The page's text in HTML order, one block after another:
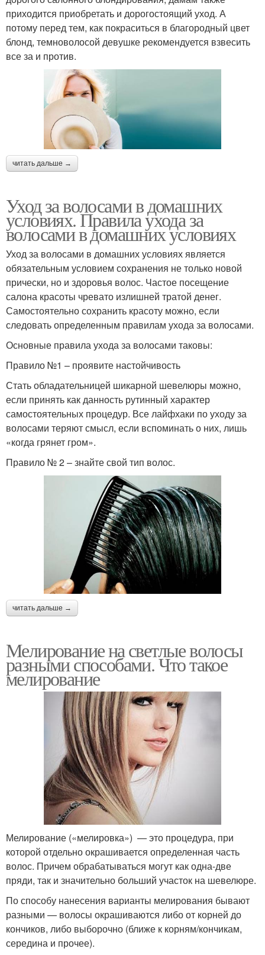
приходится приобретать и дорогостоящий уход. А
потому перед тем, как покраситься в благородный цвет
блонд, темноволосой девушке рекомендуется взвесить
все за и против.
читать дальше →
Уход за волосами в домашних
условиях. Правила ухода за
волосами в домашних условиях
Уход за волосами в домашних условиях является
обязательным условием сохранения не только новой
прически, но и здоровья волос. Частое посещение
салона красоты чревато излишней тратой денег.
Самостоятельно сохранить красоту можно, если
следовать определенным правилам ухода за волосами.
Основные правила ухода за волосами таковы:
Правило №1 – проявите настойчивость
Стать обладательницей шикарной шевелюры можно,
если принять как данность рутинный характер
самостоятельных процедур. Все лайфхаки по уходу за
волосами теряют смысл, если вспоминать о них, лишь
«когда грянет гром».
Правило № 2 – знайте свой тип волос.
читать дальше →
Мелирование на светлые волосы
разными способами. Что такое
мелирование
Мелирование («мелировка») — это процедура, при
которой отдельно окрашивается определенная часть
волос. Причем обрабатываться могут как одна-две
пряди, так и значительно больший участок на шевелюре.
По способу нанесения варианты мелирования бывают
разными — волосы окрашиваются либо от корней до
кончиков, либо выборочно (ближе к корням/кончикам,
середина и прочее).